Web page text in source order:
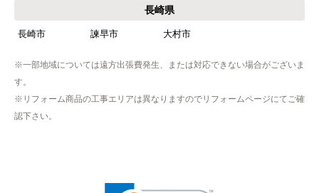
工事は土曜日に申し込んだが、
たので、仕事を1日休まなければならなかった。
長崎県
長崎市 諫早市 大村市
※一部地域については遠方出張費発生、または対応できない場合がございま
す。
※リフォーム商品の工事エリアは異なりますのでリフォームページにてご確
認下さい。